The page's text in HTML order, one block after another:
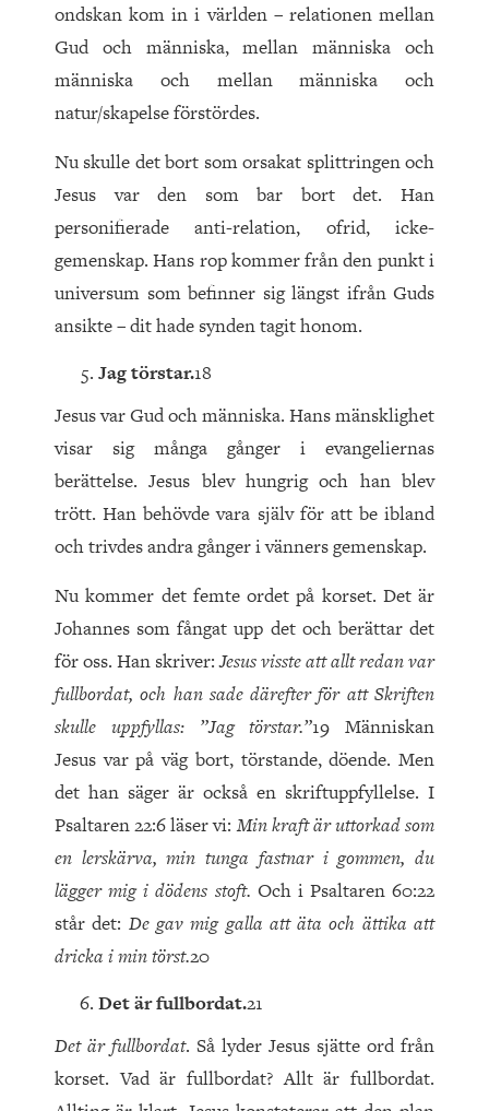
ondskan kom in i världen – relationen mellan
Gud och människa, mellan människa och
människa och mellan människa och
natur/skapelse förstördes.
Nu skulle det bort som orsakat splittringen och
Jesus var den som bar bort det. Han
personifierade anti-relation, ofrid, icke-
gemenskap. Hans rop kommer från den punkt i
universum som befinner sig längst ifrån Guds
ansikte – dit hade synden tagit honom.
Jag törstar.18
Jesus var Gud och människa. Hans mänsklighet
visar sig många gånger i evangeliernas
berättelse. Jesus blev hungrig och han blev
trött. Han behövde vara själv för att be ibland
och trivdes andra gånger i vänners gemenskap.
Nu kommer det femte ordet på korset. Det är
Johannes som fångat upp det och berättar det
för oss. Han skriver:Jesus visste att allt redan var
fullbordat, och han sade därefter för att Skriften
skulle uppfyllas: ”Jag törstar.”19 Människan
Jesus var på väg bort, törstande, döende. Men
det han säger är också en skriftuppfyllelse. I
Psaltaren 22:6 läser vi:Min kraft är uttorkad som
en lerskärva, min tunga fastnar i gommen, du
lägger mig i dödens stoft. Och i Psaltaren 60:22
står det: De gav mig galla att äta och ättika att
dricka i min törst.20
Det är fullbordat.21
Det är fullbordat. Så lyder Jesus sjätte ord från
korset. Vad är fullbordat? Allt är fullbordat.